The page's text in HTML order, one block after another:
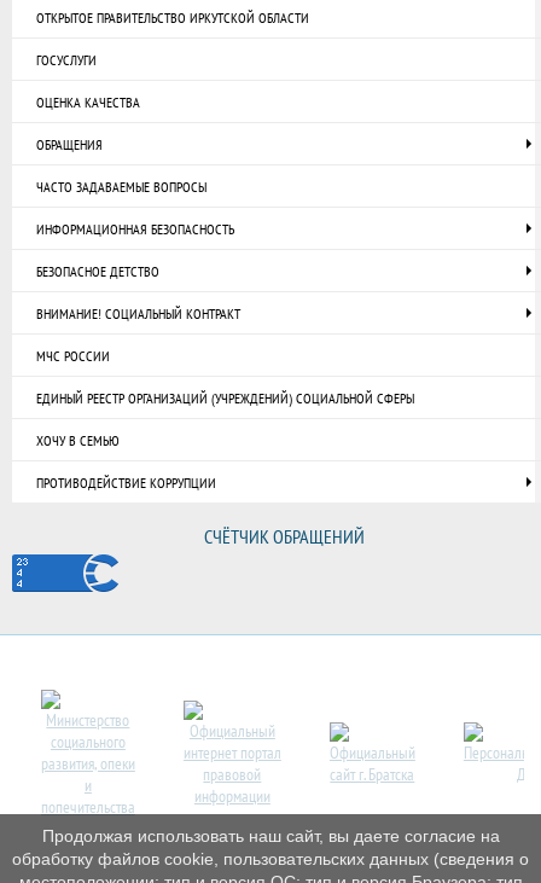
ОТКРЫТОЕ ПРАВИТЕЛЬСТВО ИРКУТСКОЙ ОБЛАСТИ
ГОСУСЛУГИ
ОЦЕНКА КАЧЕСТВА
ОБРАЩЕНИЯ
ЧАСТО ЗАДАВАЕМЫЕ ВОПРОСЫ
ИНФОРМАЦИОННАЯ БЕЗОПАСНОСТЬ
БЕЗОПАСНОЕ ДЕТСТВО
ВНИМАНИЕ! СОЦИАЛЬНЫЙ КОНТРАКТ
МЧС РОССИИ
ЕДИНЫЙ РЕЕСТР ОРГАНИЗАЦИЙ (УЧРЕЖДЕНИЙ) СОЦИАЛЬНОЙ СФЕРЫ
ХОЧУ В СЕМЬЮ
ПРОТИВОДЕЙСТВИЕ КОРРУПЦИИ
СЧЁТЧИК ОБРАЩЕНИЙ
Продолжая использовать наш сайт, вы даете согласие на
обработку файлов cookie, пользовательских данных (сведения о